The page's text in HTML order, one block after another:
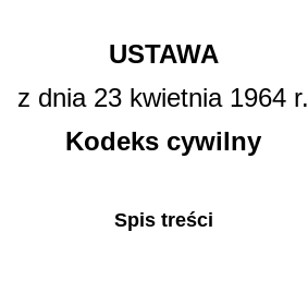
USTAWA
z dnia 23 kwietnia 1964 r.
Kodeks cywilny
Spis treści